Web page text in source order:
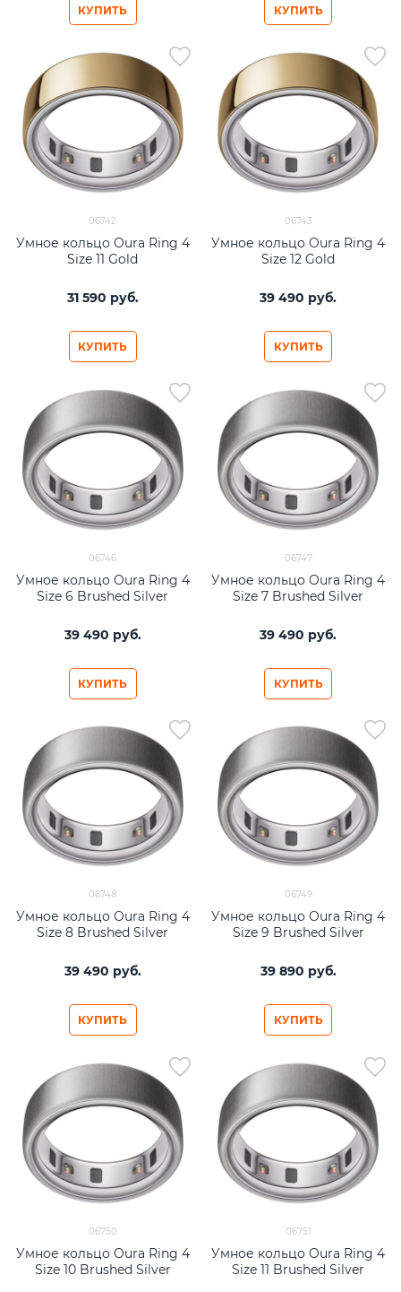
КУПИТЬ КУПИТЬ
06742
Умное кольцо Oura Ring 4
Size 11 Gold
31 590 руб.
КУПИТЬ
06743
Умное кольцо Oura Ring 4
Size 12 Gold
39 490 руб.
КУПИТЬ
06746
Умное кольцо Oura Ring 4
Size 6 Brushed Silver
39 490 руб.
КУПИТЬ
06747
Умное кольцо Oura Ring 4
Size 7 Brushed Silver
39 490 руб.
КУПИТЬ
06748
Умное кольцо Oura Ring 4
Size 8 Brushed Silver
39 490 руб.
КУПИТЬ
06749
Умное кольцо Oura Ring 4
Size 9 Brushed Silver
39 890 руб.
КУПИТЬ
06750
Умное кольцо Oura Ring 4
Size 10 Brushed Silver
06751
Умное кольцо Oura Ring 4
Size 11 Brushed Silver